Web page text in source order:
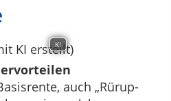
KI
auch „Rürup-